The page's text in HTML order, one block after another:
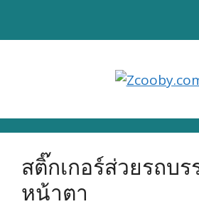
สติ๊กเกอร์ส่วยรถบร
หน้าตา